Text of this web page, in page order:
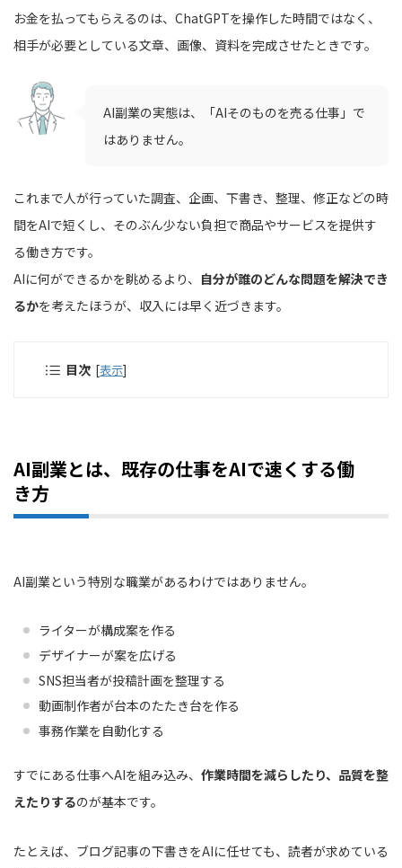
お金を払ってもらえるのは、ChatGPTを操作した時間ではなく、
相手が必要としている文章、画像、資料を完成させたときです。
AI副業の実態は、「AIそのものを売る仕事」で
はありません。
これまで人が行っていた調査、企画、下書き、整理、修正などの時
間をAIで短くし、そのぶん少ない負担で商品やサービスを提供す
る働き方です。
AIに何ができるかを眺めるより、 自分が誰のどんな問題を解決でき
るかを考えたほうが、収入には早く近づきます。
目次 [表示]
AI副業とは、既存の仕事をAIで速くする働
き方
AI副業という特別な職業があるわけではありません。
ライターが構成案を作る
デザイナーが案を広げる
SNS担当者が投稿計画を整理する
動画制作者が台本のたたき台を作る
事務作業を自動化する
すでにある仕事へAIを組み込み、 作業時間を減らしたり、品質を整
えたりするのが基本です。
たとえば、ブログ記事の下書きをAIに任せても、読者が求めている